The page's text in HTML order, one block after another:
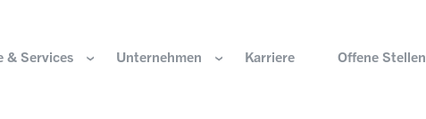
& Services Unternehmen Karriere Offene Stellen